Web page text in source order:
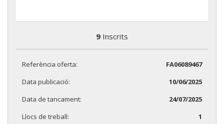
9 Inscrits
Referència oferta:
FA06089467
Data publicació:
10/06/2025
Data de tancament:
24/07/2025
Llocs de treball:
1